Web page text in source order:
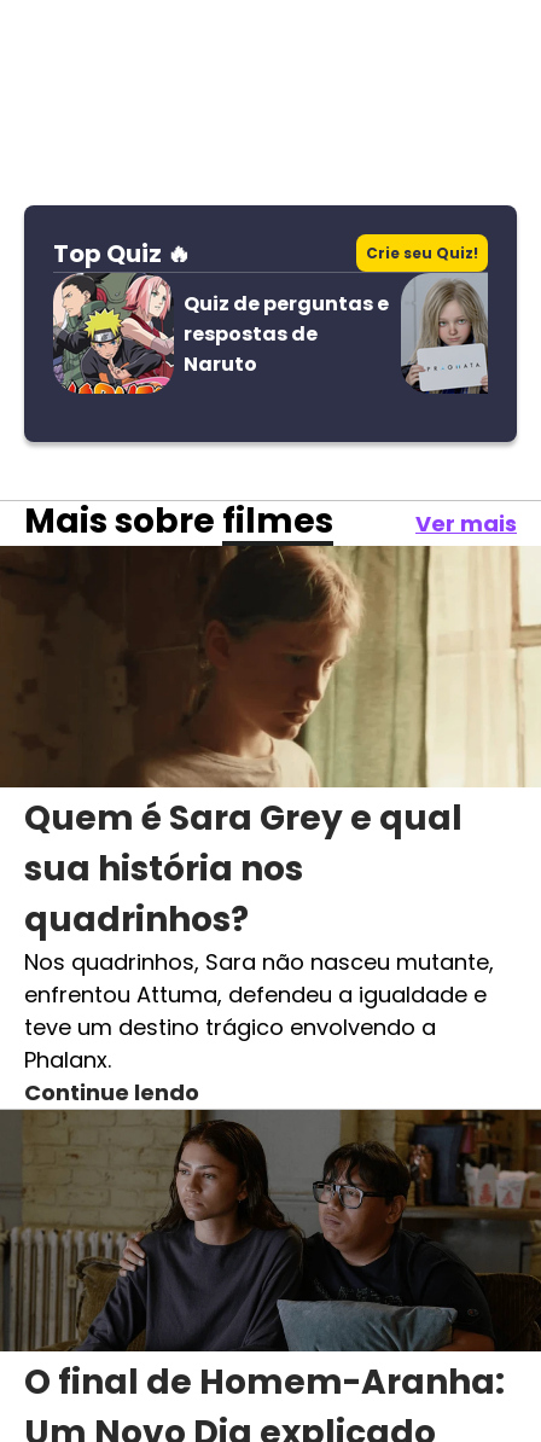
Top Quiz 🔥 Crie seu Quiz!
Quiz de perguntas e
respostas de
Naruto
Mais sobre filmes Ver mais
Quem é Sara Grey e qual
sua história nos
quadrinhos?
Nos quadrinhos, Sara não nasceu mutante,
enfrentou Attuma, defendeu a igualdade e
teve um destino trágico envolvendo a
Phalanx.
Continue lendo
O final de Homem-Aranha: